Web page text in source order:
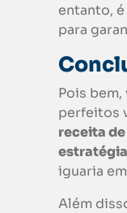
entanto,
para
Pois
perfeitos
receita
iguaria
Além